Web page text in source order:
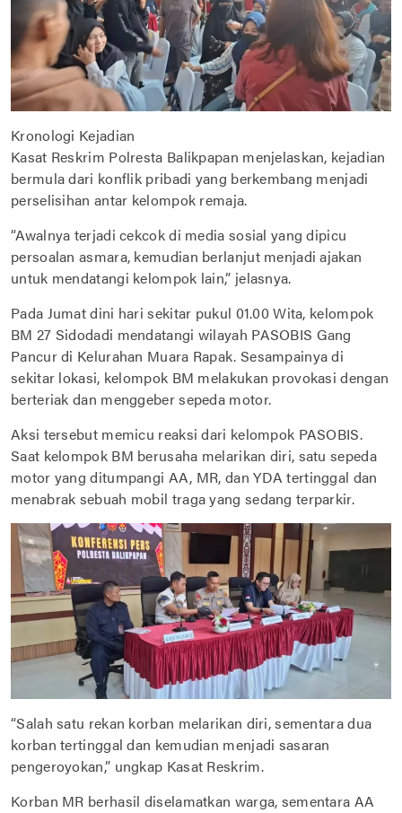
Kronologi Kejadian
Kasat Reskrim Polresta Balikpapan menjelaskan, kejadian
bermula dari konflik pribadi yang berkembang menjadi
perselisihan antar kelompok remaja.
“Awalnya terjadi cekcok di media sosial yang dipicu
persoalan asmara, kemudian berlanjut menjadi ajakan
untuk mendatangi kelompok lain,” jelasnya.
Pada Jumat dini hari sekitar pukul 01.00 Wita, kelompok
BM 27 Sidodadi mendatangi wilayah PASOBIS Gang
Pancur di Kelurahan Muara Rapak. Sesampainya di
sekitar lokasi, kelompok BM melakukan provokasi dengan
berteriak dan menggeber sepeda motor.
Aksi tersebut memicu reaksi dari kelompok PASOBIS.
Saat kelompok BM berusaha melarikan diri, satu sepeda
motor yang ditumpangi AA, MR, dan YDA tertinggal dan
menabrak sebuah mobil traga yang sedang terparkir.
“Salah satu rekan korban melarikan diri, sementara dua
korban tertinggal dan kemudian menjadi sasaran
pengeroyokan,” ungkap Kasat Reskrim.
Korban MR berhasil diselamatkan warga, sementara AA